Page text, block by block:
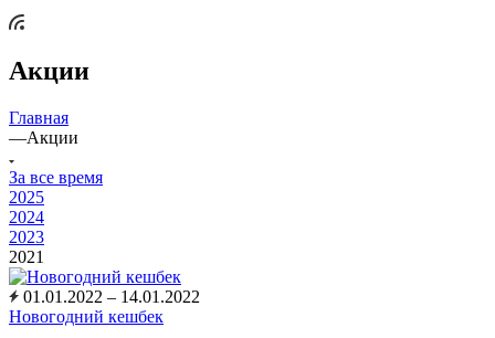
Акции
Главная
—Акции
За все время
2025
2024
2023
2021
01.01.2022 – 14.01.2022
Новогодний кешбек